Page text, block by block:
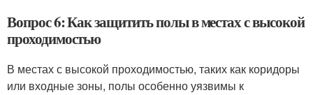
Вопрос 6: Как защитить полы в местах с высокой
проходимостью
В местах с высокой проходимостью, таких как коридоры
или входные зоны, полы особенно уязвимы к